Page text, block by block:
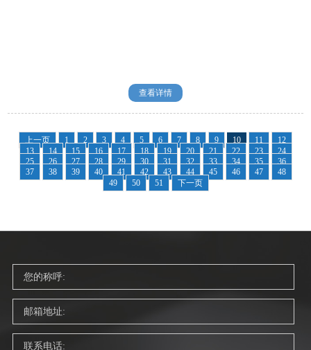
查看详情
上一页 1 2 3 4 5 6 7 8 9 10 11
12
13
14 15 16 17 18 19 20 21 22 23
24
25
26 27 28 29 30 31 32 33 34 35
36
37
38 39 40 41 42 43 44 45 46 47
48
49
50 51 下一页